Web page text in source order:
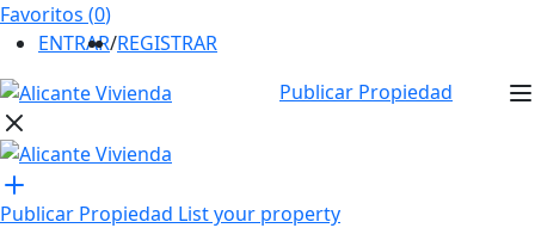
Favoritos (0)
ENTRAR/REGISTRAR
Publicar Propiedad
Publicar Propiedad List your property